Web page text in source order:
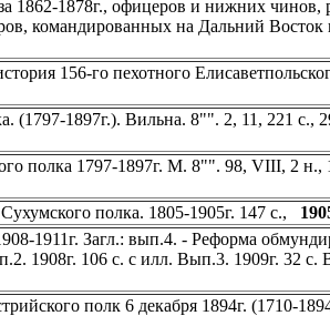
1862-1878г., офицеров и нижних чинов,
командированных на Дальний Восток
156-го пехотного
1897г.). Вильна. 8"". 2, 11, 221 с.,
полка 1797-1897г. М. 8"". 98, VIII, 2 н.,
полка. 1805-1905г. 147 с.,
1911г. Загл.: вып.4. - Реформа
1908г. 106 с. с илл. Вып.3. 1909г. 32 с.
полк 6 декабря 1894г. (1710-